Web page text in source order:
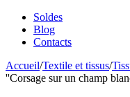
Soldes
Blog
Contacts
Accueil/Textile et tissus/
''Corsage sur un champ